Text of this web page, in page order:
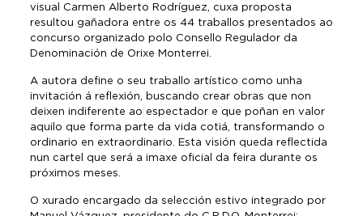
visual Carmen Alberto Rodríguez, cuxa proposta
resultou gañadora entre os 44 traballos presentados ao
concurso organizado polo Consello Regulador da
Denominación de Orixe Monterrei.
A autora define o seu traballo artístico como unha
invitación á reflexión, buscando crear obras que non
deixen indiferente ao espectador e que poñan en valor
aquilo que forma parte da vida cotiá, transformando o
ordinario en extraordinario. Esta visión queda reflectida
nun cartel que será a imaxe oficial da feira durante os
próximos meses.
O xurado encargado da selección estivo integrado por